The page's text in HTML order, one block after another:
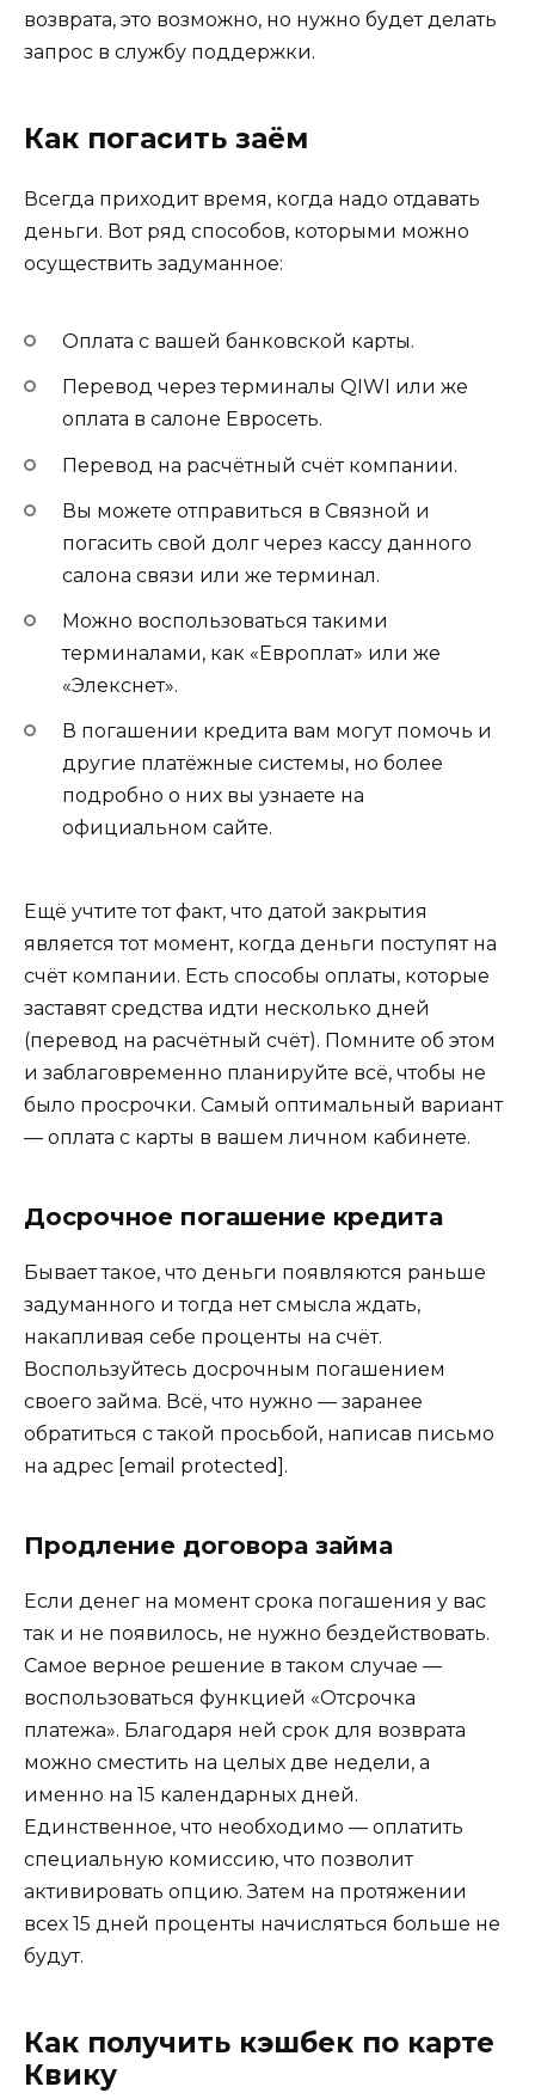
возврата, это возможно, но нужно будет делать
запрос в службу поддержки.
Как погасить заём
Всегда приходит время, когда надо отдавать
деньги. Вот ряд способов, которыми можно
осуществить задуманное:
Оплата с вашей банковской карты.
Перевод через терминалы QIWI или же
оплата в салоне Евросеть.
Перевод на расчётный счёт компании.
Вы можете отправиться в Связной и
погасить свой долг через кассу данного
салона связи или же терминал.
Можно воспользоваться такими
терминалами, как «Европлат» или же
«Элекснет».
В погашении кредита вам могут помочь и
другие платёжные системы, но более
подробно о них вы узнаете на
официальном сайте.
Ещё учтите тот факт, что датой закрытия
является тот момент, когда деньги поступят на
счёт компании. Есть способы оплаты, которые
заставят средства идти несколько дней
(перевод на расчётный счёт). Помните об этом
и заблаговременно планируйте всё, чтобы не
было просрочки. Самый оптимальный вариант
— оплата с карты в вашем личном кабинете.
Досрочное погашение кредита
Бывает такое, что деньги появляются раньше
задуманного и тогда нет смысла ждать,
накапливая себе проценты на счёт.
Воспользуйтесь досрочным погашением
своего займа. Всё, что нужно — заранее
обратиться с такой просьбой, написав письмо
на адрес [email protected] .
Продление договора займа
Если денег на момент срока погашения у вас
так и не появилось, не нужно бездействовать.
Самое верное решение в таком случае —
воспользоваться функцией «Отсрочка
платежа». Благодаря ней срок для возврата
можно сместить на целых две недели, а
именно на 15 календарных дней.
Единственное, что необходимо — оплатить
специальную комиссию, что позволит
активировать опцию. Затем на протяжении
всех 15 дней проценты начисляться больше не
будут.
Как получить кэшбек по карте
Квику